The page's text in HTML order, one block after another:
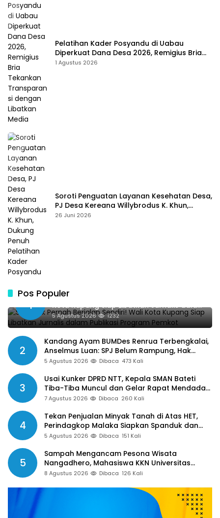
Pelatihan Kader Posyandu di Uabau
Diperkuat Dana Desa 2026, Remigius Bria
Tekankan Transparansi dengan Libatkan
1 Agustus 2026
Soroti Penguatan Layanan Kesehatan Desa,
PJ Desa Kereana Willybrodus K. Khun,
Dukung Penuh Pelatihan Kader Posyandu
26 Juni 2026
Pos Populer
1
SMSI Tak Pernah Berjalan Sendiri! Wali
Kota Kupang Siap Libatkan Jurnalis dalam
Publikasi Program Pemkot
5 Agustus 2026 1232
2
Kandang Ayam BUMDes Renrua Terbengkalai,
Anselmus Luan: SPJ Belum Rampung, Hak
Aparat Desa Sejak Januari Belum Dibayar
5 Agustus 2026 Dibaca 473 Kali
3
Usai Kunker DPRD NTT, Kepala SMAN Bateti
Tiba-Tiba Muncul dan Gelar Rapat Mendadak,
Guru Pertanyakan Hak 15 Persen yang Belum
7 Agustus 2026 Dibaca 260 Kali
4
Tekan Penjualan Minyak Tanah di Atas HET,
Perindagkop Malaka Siapkan Spanduk dan
Nomor Pengaduan
5 Agustus 2026 Dibaca 151 Kali
5
Sampah Mengancam Pesona Wisata
Nangadhero, Mahasiswa KKN Universitas
Muhamadiyah Turun Tangan Bersihkan Pantai
8 Agustus 2026 Dibaca 126 Kali